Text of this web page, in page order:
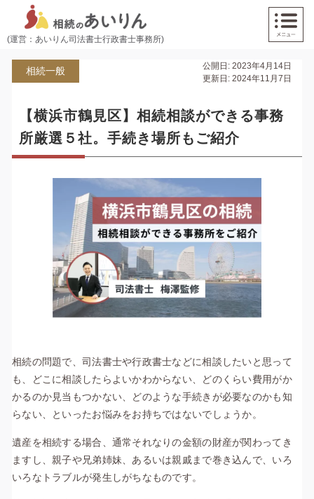
(運営：あいりん司法書士行政書士事務所)
相続一般
公開日: 2023年4月14日
更新日: 2024年11月7日
【横浜市鶴見区】相続相談ができる事務
所厳選５社。手続き場所もご紹介
相続の問題で、司法書士や行政書士などに相談したいと思って
も、どこに相談したらよいかわからない、どのくらい費用がか
かるのか見当もつかない、どのような手続きが必要なのかも知
らない、といったお悩みをお持ちではないでしょうか。
遺産を相続する場合、通常それなりの金額の財産が関わってき
ますし、親子や兄弟姉妹、あるいは親戚まで巻き込んで、いろ
いろなトラブルが発生しがちなものです。